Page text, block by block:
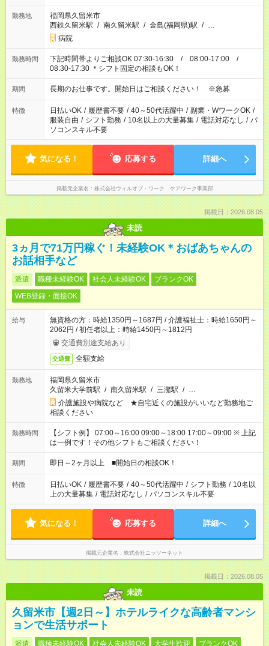
勤務地
福岡県久留米市
西鉄久留米駅 / 南久留米駅 / 金島(福岡県)駅 / …
病院
勤務時間
下記時間帯よりご相談OK 07:30-16:30 / 08:00-17:00 /
08:30-17:30 ＊シフト固定の相談もOK！
期間 長期のお仕事です。開始日はご相談ください！ ※急募
特徴 日払いOK / 履歴書不要 / 40～50代活躍中 / 副業・WワークOK /
服装自由 / シフト勤務 / 10名以上の大量募集 / 電話対応なし / パ
ソコンスキル不要
気になる！ 応募する 詳細へ
掲載元企業名 株式会社ウィルオブ・ワーク ケアワーク事業部
掲載日：2026.08.05
未読
3ヵ月で71万円稼ぐ！未経験OK＊おばあちゃんの
お話相手など
派遣 職種未経験OK 社会人未経験OK
ブランクOK
WEB登録・面接OK
給与
無資格の方：時給1350円～1687円 / 介護福祉士：時給1650円～
2062円 / 初任者以上：時給1450円～1812円
交通費別途支給あり
交通費 全額支給
勤務地
福岡県久留米市
久留米大学前駅 / 南久留米駅 / 三潴駅 / …
介護施設や病院など ★自宅近くの施設がいいなど勤務地ご
相談ください
勤務時間
【シフト例】 07:00～16:00 09:00～18:00 17:00～09:00 ※ 上記
は一例です！その他シフトもご相談ください！
期間 即日～2ヶ月以上 ■開始日の相談OK！
特徴 日払いOK / 履歴書不要 / 40～50代活躍中 / シフト勤務 / 10名以
上の大量募集 / 電話対応なし / パソコンスキル不要
気になる！ 応募する 詳細へ
掲載元企業名 株式会社ニッソーネット
掲載日：2026.08.05
未読
久留米市【週2日～】ホテルライクな高齢者マンシ
ョンで生活サポート
派遣 職種未経験OK 社会人未経験OK 大学生歓迎 ブランクOK